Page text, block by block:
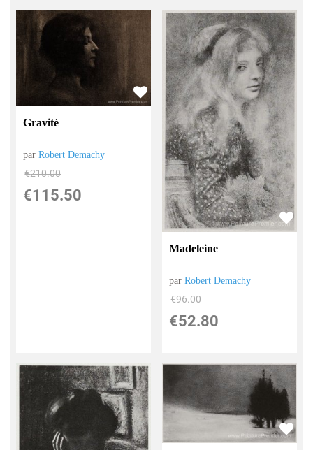
Gravité
parRobert Demachy
€210.00
€115.50
Madeleine
parRobert Demachy
€96.00
€52.80